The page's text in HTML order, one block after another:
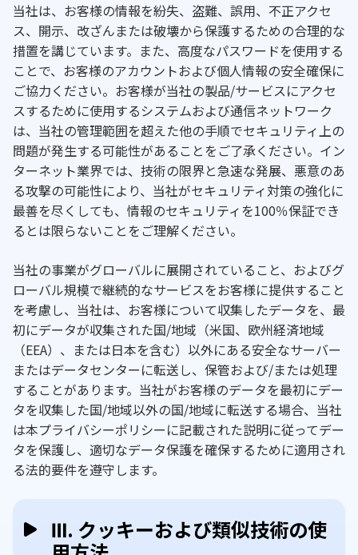
当社は、お客様の情報を紛失、盗難、誤用、不正アクセ
ス、開示、改ざんまたは破壊から保護するための合理的な
措置を講じています。また、高度なパスワードを使用する
ことで、お客様のアカウントおよび個人情報の安全確保に
ご協力ください。お客様が当社の製品/サービスにアクセ
スするために使用するシステムおよび通信ネットワーク
は、当社の管理範囲を超えた他の手順でセキュリティ上の
問題が発生する可能性があることをご了承ください。イン
ターネット業界では、技術の限界と急速な発展、悪意のあ
る攻撃の可能性により、当社がセキュリティ対策の強化に
最善を尽くしても、情報のセキュリティを100％保証でき
るとは限らないことをご理解ください。
当社の事業がグローバルに展開されていること、およびグ
ローバル規模で継続的なサービスをお客様に提供すること
を考慮し、当社は、お客様について収集したデータを、最
初にデータが収集された国/地域（米国、欧州経済地域
（EEA）、または日本を含む）以外にある安全なサーバー
またはデータセンターに転送し、保管および/または処理
することがあります。当社がお客様のデータを最初にデー
タを収集した国/地域以外の国/地域に転送する場合、当社
は本プライバシーポリシーに記載された説明に従ってデー
タを保護し、適切なデータ保護を確保するために適用され
る法的要件を遵守します。
Ⅲ. クッキーおよび類似技術の使